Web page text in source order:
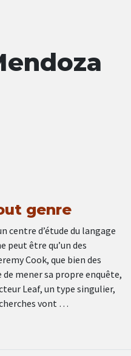
genre
centre d’étude du langage
peut être qu’un des
Cook, que bien des
mener sa propre enquête,
Leaf, un type singulier,
vont …